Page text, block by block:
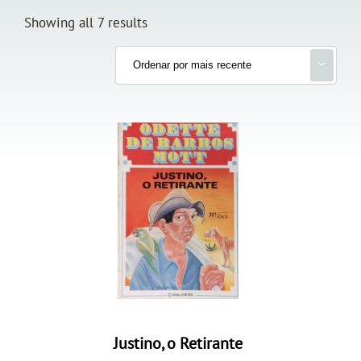
Showing all 7 results
Justino, o Retirante